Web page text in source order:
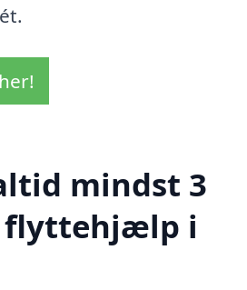
mindst 3
flyttehjælp i